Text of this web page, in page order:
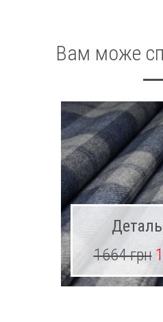
Вам може
1664 грн